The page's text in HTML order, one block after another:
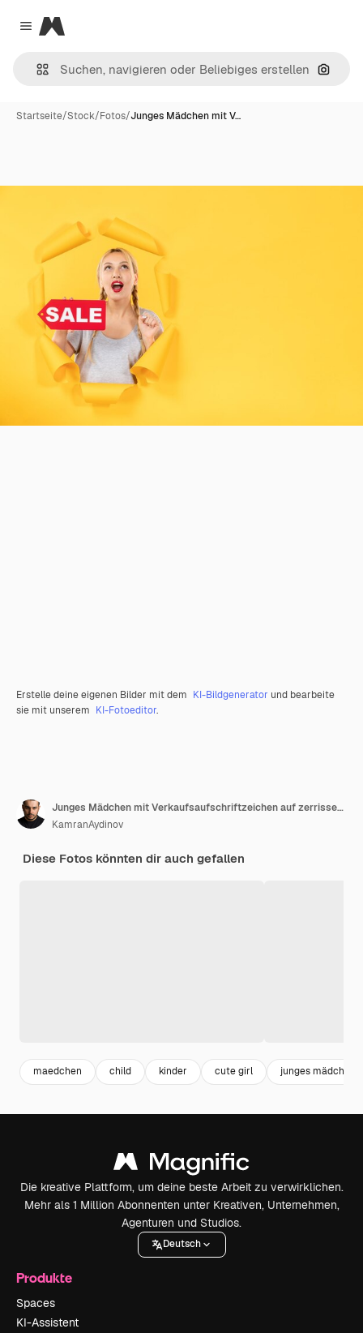
Close menu
Magnific
Nach
Startseite/Stock/Fotos/Junges Mädchen mit V…
Erstelle deine eigenen Bilder mit dem KI-Bildgenerator und bearbeite
sie mit unserem KI-Fotoeditor.
Junges Mädchen mit Verkaufsaufschriftzeichen auf zerrissenem gelbem Papierhintergrund Innengesichtsbehandlung
KamranAydinov
Diese Fotos könnten dir auch gefallen
maedchen child kinder cute girl junges mädchen
Die kreative Plattform, um deine beste Arbeit zu verwirklichen.
Mehr als 1 Million Abonnenten unter Kreativen, Unternehmen,
Agenturen und Studios.
Deutsch
Produkte
Spaces
KI-Assistent